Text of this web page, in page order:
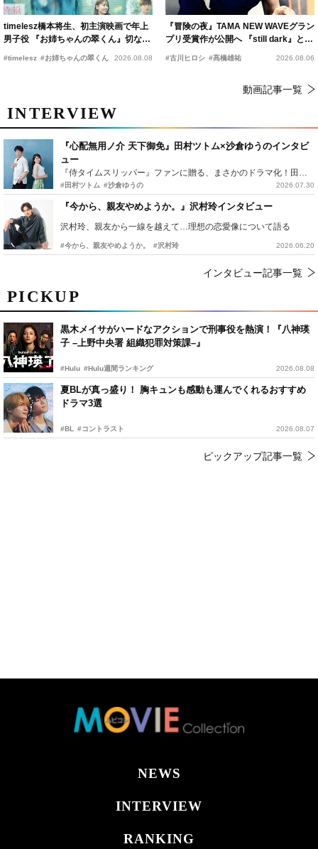
PICKUP
黒木メイサがハードなアクションで刑事役を熱演！『八神瑛
子 –上野中央署 組織犯罪対策課–』
#Hulu #Hulu週間ランキング 2026.08.08
夏BLが真っ盛り！ 胸キュンも感動も運んでくれるおすすめ
ドラマ3選
#BL #コントラスト 2026.08.07
ピックアップ記事一覧
timelesz橋本将生、初主演映画で年上
男子役 『お姉ちゃんの翠くん』切ない
恋の幕開けを予感
#timelesz #お姉ちゃんの翠くん 2026.08.08
『冒険の夜』TAMA NEW WAVEグラン
プリ受賞作が公開へ 『still dark』と同
時上映決定
#古川ヒロシ #髙橋雄祐 2026.08.06
動画記事一覧
INTERVIEW
『心配無用ノ介 天下御免』田村ツトム×沙倉ゆうのインタビ
ュー
『侍タイムスリッパー』ファンに贈る、まさかのドラマ化！田村ツトム×沙倉ゆうのが語る『心配無用ノ介』撮影秘話
#田村ツトム #沙倉ゆうの 2026.07.30
『今から、親友やめようか。』沢村玲インタビュー
沢村玲、親友から一線を越えて…理想の恋愛像について語る
#今から、親友やめようか。 #沢村玲 2026.06.20
インタビュー記事一覧
NEWS
INTERVIEW
RANKING